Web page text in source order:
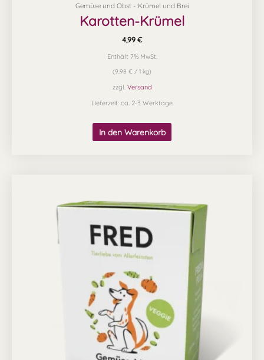
Gemüse und Obst - Krümel und Brei
Karotten-Krümel
4,99 €
Enthält 7% MwSt.
(9,98 € / 1 kg)
zzgl. Versand
Lieferzeit: ca. 2-3 Werktage
In den Warenkorb